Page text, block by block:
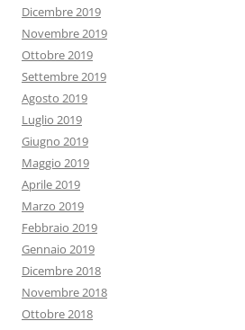
Dicembre 2019
Novembre 2019
Ottobre 2019
Settembre 2019
Agosto 2019
Luglio 2019
Giugno 2019
Maggio 2019
Aprile 2019
Marzo 2019
Febbraio 2019
Gennaio 2019
Dicembre 2018
Novembre 2018
Ottobre 2018